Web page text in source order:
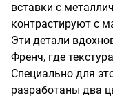
вставки с
контрастируют с
Эти детали
Френч, где
Специально для
разработаны два